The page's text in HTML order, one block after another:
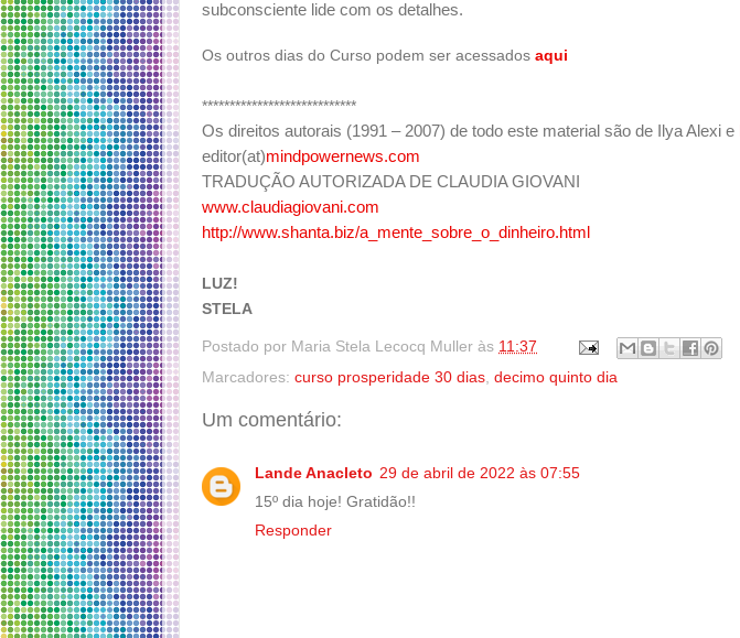
subconsciente lide com os detalhes.
Os outros dias do Curso podem ser acessados aqui
****************************
Os direitos autorais (1991 – 2007) de todo este material são de Ilya Alexi e
editor(at)mindpowernews.com
TRADUÇÃO AUTORIZADA DE CLAUDIA GIOVANI
www.claudiagiovani.com
http://www.shanta.biz/a_mente_sobre_o_dinheiro.html
LUZ!
STELA
Postado por Maria Stela Lecocq Muller às 11:37
Marcadores: curso prosperidade 30 dias decimo quinto dia
Um comentário:
Lande Anacleto 29 de abril de 2022 às 07:55
15º dia hoje! Gratidão!!
Responder